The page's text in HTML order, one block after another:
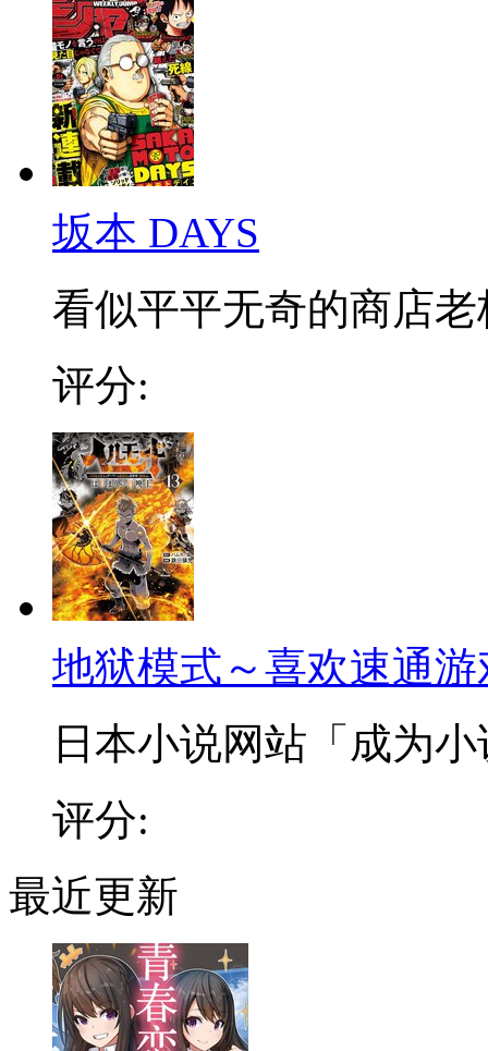
坂本 DAYS
看似平平无奇的商店老
评分:
地狱模式～喜欢速通
日本小说网站「成为
评分:
最近更新